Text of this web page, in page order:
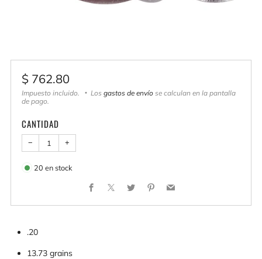
Precio
habitual
$ 762.80
Impuesto incluido. Los gastos de envío se calculan en la pantalla
de pago.
CANTIDAD
− +
20 en stock
Facebook Twitter Pinterest
Email
.20
13.73 grains